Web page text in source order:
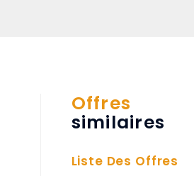
Offres
similaires
Liste Des Offres